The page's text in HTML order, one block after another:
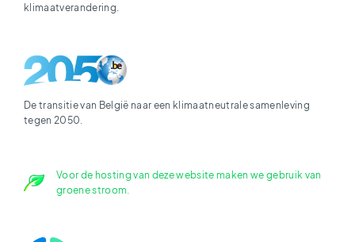
klimaatverandering.
De transitie van België naar een klimaatneutrale samenleving
tegen 2050.
Voor de hosting van deze website maken we gebruik van
groene stroom.